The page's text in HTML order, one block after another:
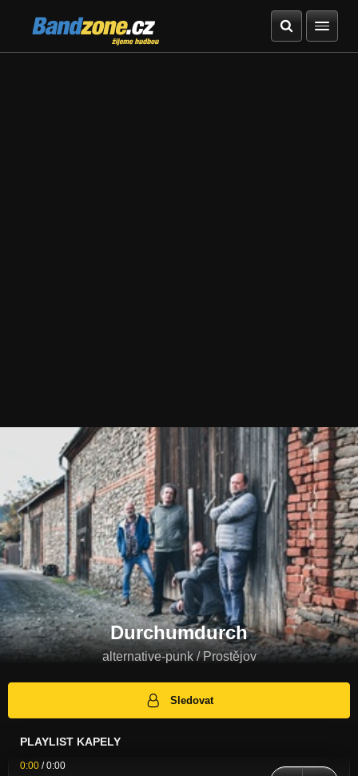
Bandzone.cz
žijeme hudbou
Durchumdurch
alternative-punk / Prostějov
Sledovat
PLAYLIST KAPELY
0:00 /0:00